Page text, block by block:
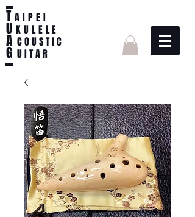
TAIPEI
UKULELE
A C O U S T I C
G U I T A R